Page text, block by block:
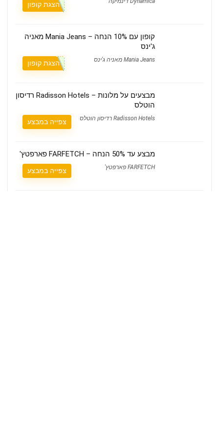
הצגת קופון
קופון עם 10% הנחה – Mania Jeans מאניה
ג'ינס
Mania Jeans מאניה ג'ינס הצגת קופון
מבצעים על מלונות – Radisson Hotels רדיסון
הוטלס
Radisson Hotels רדיסון הוטלס צפייה במבצע
מבצע עד 50% הנחה – FARFETCH פארפטץ'
FARFETCH פארפטץ' צפייה במבצע